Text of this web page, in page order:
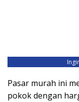
Pasar murah ini
pokok dengan